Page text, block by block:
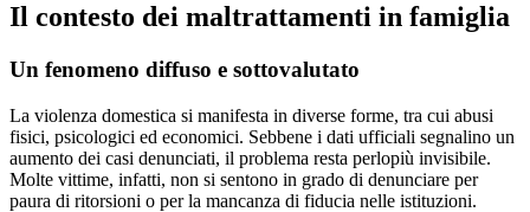
Il contesto dei maltrattamenti in famiglia
Un fenomeno diffuso e sottovalutato
La violenza domestica si manifesta in diverse forme, tra cui abusi
fisici, psicologici ed economici. Sebbene i dati ufficiali segnalino un
aumento dei casi denunciati, il problema resta perlopiù invisibile.
Molte vittime, infatti, non si sentono in grado di denunciare per
paura di ritorsioni o per la mancanza di fiducia nelle istituzioni.